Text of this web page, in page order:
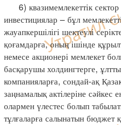
6) квазимемлекеттік сектор
инвестициялар – бұл
жауапкершілігі шектеулі
қоғамдарға, оның ішінде
немесе акционері мемлекет
басқарушы холдингтерге,
компанияларға, сондай-ақ
заңнамалық актілеріне сәйкес
олармен үлестес болып
тұлғаларға салынатын